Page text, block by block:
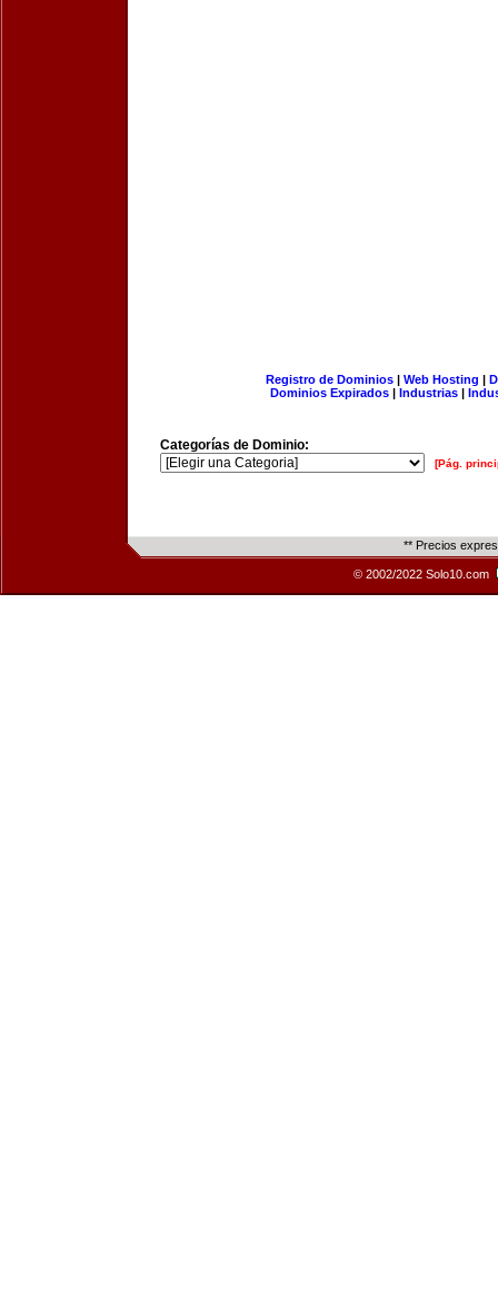
Registro de Dominios| Web Hosting |
Dominios Expirados | Industrias |
Categorías de Dominio:
[Pág.
** Precios
© 2002/2022 Solo10.com